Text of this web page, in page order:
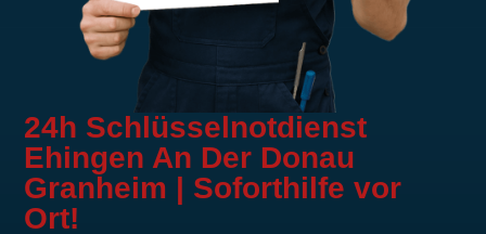
24h Schlüsselnotdienst
Ehingen An Der Donau
Granheim | Soforthilfe vor
Ort!